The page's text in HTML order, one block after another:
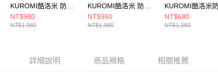
【注意事項】
１．透過由恩沛科技股份有限公司提供之「AFTEE先享後付」服務完成之交
易，需依本服務之必要範圍內提供個人資料，並將交易相關給付款項請求債
３．未成年的使用者請事先徵得法定代理人或監護人之同意方可使用
7-11付款取貨
每筆NT$100，滿NT$999(含以上)免運費
KUROMI酷洛米 防臭
鞋墊柔軟兒童短靴
2cm-紫
NT$980
NT$1,980
KUROMI酷洛米 防臭
鞋墊柔軟兒童短靴
2cm-黑
NT$980
NT$1,980
KUROMI酷洛米
墊閃燈學步童鞋
紫
NT$680
NT$1,380
詳細說明 商品規格 相關推薦